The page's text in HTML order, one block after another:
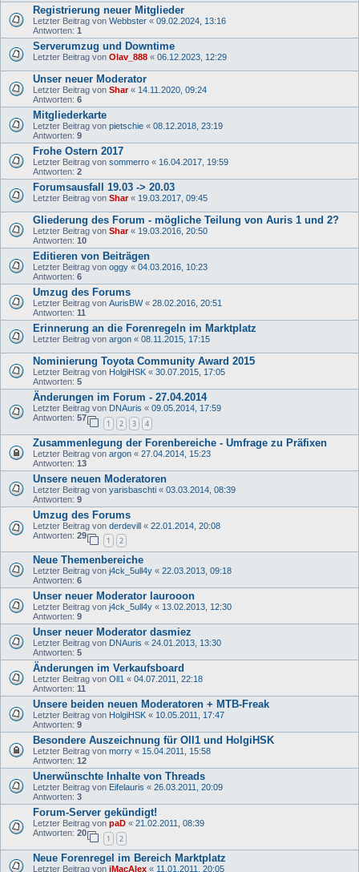
Registrierung neuer Mitglieder
Letzter Beitrag von Webbster « 09.02.2024, 13:16
Antworten: 1
Serverumzug und Downtime
Letzter Beitrag von Olav_888 « 06.12.2023, 12:29
Unser neuer Moderator
Letzter Beitrag von Shar« 14.11.2020, 09:24
Antworten: 6
Mitgliederkarte
Letzter Beitrag von pietschie « 08.12.2018, 23:19
Antworten: 9
Frohe Ostern 2017
Letzter Beitrag von sommerro « 16.04.2017, 19:59
Antworten: 2
Forumsausfall 19.03 -> 20.03
Letzter Beitrag von Shar« 19.03.2017, 09:45
Gliederung des Forum - mögliche Teilung von Auris 1 und 2?
Letzter Beitrag von Shar« 19.03.2016, 20:50
Antworten: 10
Editieren von Beiträgen
Letzter Beitrag von oggy « 04.03.2016, 10:23
Antworten: 6
Umzug des Forums
Letzter Beitrag von AurisBW« 28.02.2016, 20:51
Antworten: 11
Erinnerung an die Forenregeln im Marktplatz
Letzter Beitrag von argon « 08.11.2015, 17:15
Nominierung Toyota Community Award 2015
Letzter Beitrag von HolgiHSK « 30.07.2015, 17:05
Antworten: 5
Änderungen im Forum - 27.04.2014
Letzter Beitrag von DNAuris « 09.05.2014, 17:59
Antworten: 57
1 2 3 4
Zusammenlegung der Forenbereiche - Umfrage zu Präfixen
Letzter Beitrag von argon « 27.04.2014, 15:23
Antworten: 13
Unsere neuen Moderatoren
Letzter Beitrag von yarisbaschti « 03.03.2014, 08:39
Antworten: 9
Umzug des Forums
Letzter Beitrag von derdevill « 22.01.2014, 20:08
Antworten: 29
1 2
Neue Themenbereiche
Letzter Beitrag von j4ck_5ull4y « 22.03.2013, 09:18
Antworten: 6
Unser neuer Moderator laurooon
Letzter Beitrag von j4ck_5ull4y « 13.02.2013, 12:30
Antworten: 9
Unser neuer Moderator dasmiez
Letzter Beitrag von DNAuris « 24.01.2013, 13:30
Antworten: 5
Änderungen im Verkaufsboard
Letzter Beitrag von Oll1 « 04.07.2011, 22:18
Antworten: 11
Unsere beiden neuen Moderatoren + MTB-Freak
Letzter Beitrag von HolgiHSK « 10.05.2011, 17:47
Antworten: 9
Besondere Auszeichnung für Oll1 und HolgiHSK
Letzter Beitrag von morry « 15.04.2011, 15:58
Antworten: 12
Unerwünschte Inhalte von Threads
Letzter Beitrag von Eifelauris « 26.03.2011, 20:09
Antworten: 3
Forum-Server gekündigt!
Letzter Beitrag von paD « 21.02.2011, 08:39
Antworten: 20
1 2
Neue Forenregel im Bereich Marktplatz
Letzter Beitrag von iMacAlex « 11.01.2011, 20:05